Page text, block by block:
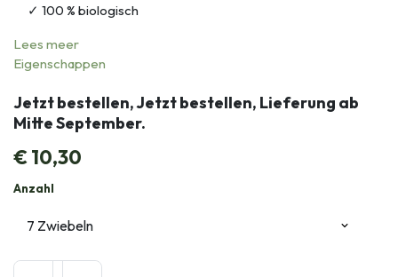
100 % biologisch
Lees meer
Eigenschappen
Jetzt bestellen, Jetzt bestellen, Lieferung ab
Mitte September.
€10,30
Anzahl